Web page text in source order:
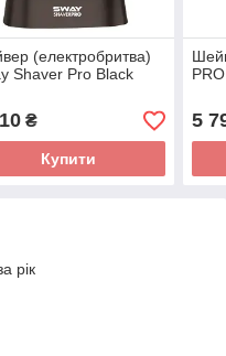
(електробритва)
Shaver Pro Black
₴
Купити
5
рік